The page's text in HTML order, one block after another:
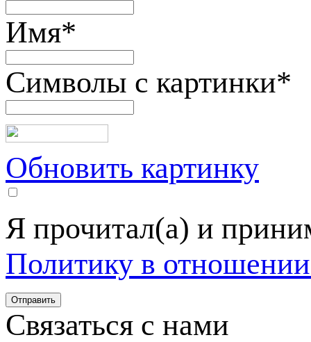
Имя*
Символы с картинки*
Обновить картинку
Я прочитал(а) и
Политику в
Связаться с нами